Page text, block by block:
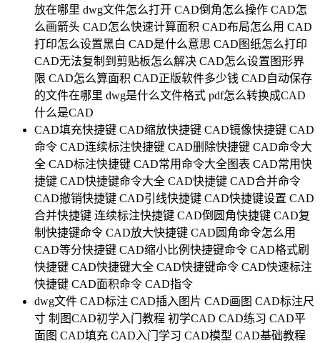
放在哪里 dwg文件怎么打开 CAD倒角怎么操作 CAD怎
么画箭头 CAD怎么快速计算面积 CAD布局怎么用 CAD
打印怎么设置黑白 CAD是什么意思 CAD图纸怎么打印
CAD无法复制到剪贴板怎么解决 CAD怎么设置图形界
限 CAD怎么算面积 CAD正版软件多少钱 CAD自动保存
的文件在哪里 dwg是什么文件格式 pdf怎么转换成CAD
什么是CAD
CAD填充快捷键 CAD缩放快捷键 CAD镜像快捷键 CAD
命令 CAD连续标注快捷键 CAD删除快捷键 CAD命令大
全 CAD标注快捷键 CAD常用命令大全图表 CAD常用快
捷键 CAD快捷键命令大全 CAD快捷键 CAD合并命令
CAD撤销快捷键 CAD引线快捷键 CAD快捷键设置 CAD
合并快捷键 连续标注快捷键 CAD倒圆角快捷键 CAD复
制快捷键命令 CAD放大快捷键 CAD圆角命令怎么用
CAD等分快捷键 CAD缩小比例快捷键命令 CAD格式刷
快捷键 CAD快捷键大全 CAD快捷键命令 CAD快速标注
快捷键 CAD面积命令 CAD指令
dwg文件 CAD标注 CAD插入图片 CAD画图 CAD标注尺
寸 制图CAD初学入门教程 初学CAD CAD练习 CAD平
面图 CAD填充 CAD入门学习 CAD模型 CAD基础教程